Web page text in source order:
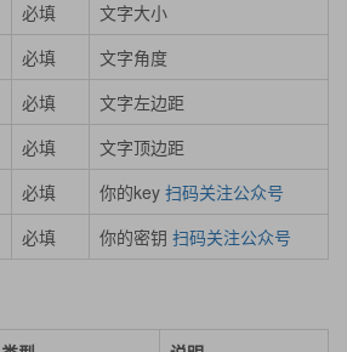
必填
文字大小
必填
文字角度
必填
文字左边距
必填
文字顶边距
必填 你的key 扫码关注公众号
必填 你的密钥 扫码关注公众号